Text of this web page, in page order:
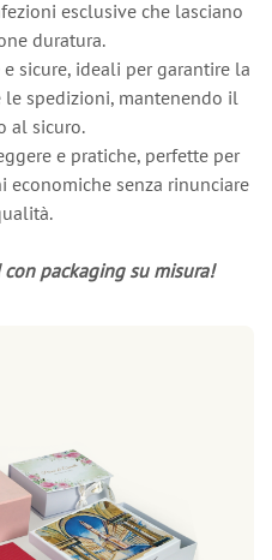
esclusive che lasciano
duratura.
sicure, ideali per garantire la
le spedizioni, mantenendo il
al sicuro.
e pratiche, perfette per
economiche senza rinunciare
packaging su misura!